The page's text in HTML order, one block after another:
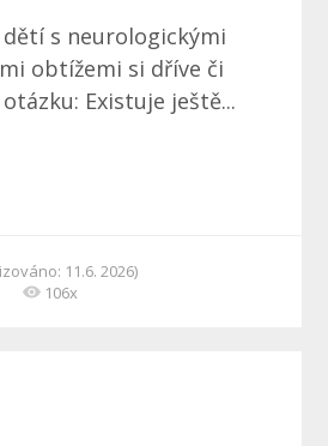
s neurologickými
obtížemi si dříve či
Existuje ještě...
11.6. 2026)
106x